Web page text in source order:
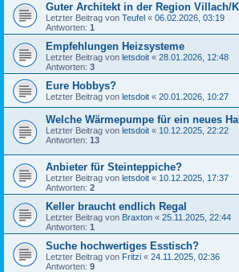
Guter Architekt in der Region Villach/
Letzter Beitrag von Teufel « 06.02.2026, 03:19
Antworten: 1
Empfehlungen Heizsysteme
Letzter Beitrag von letsdoit « 28.01.2026, 12:48
Antworten: 3
Eure Hobbys?
Letzter Beitrag von letsdoit « 20.01.2026, 10:27
Welche Wärmepumpe für ein neues
Letzter Beitrag von letsdoit « 10.12.2025, 22:22
Antworten: 13
Anbieter für Steinteppiche?
Letzter Beitrag von letsdoit « 10.12.2025, 17:37
Antworten: 2
Keller braucht endlich Regal
Letzter Beitrag von Braxton « 25.11.2025, 22:44
Antworten: 1
Suche hochwertiges Esstisch?
Letzter Beitrag von Fritzi « 24.11.2025, 02:36
Antworten: 9